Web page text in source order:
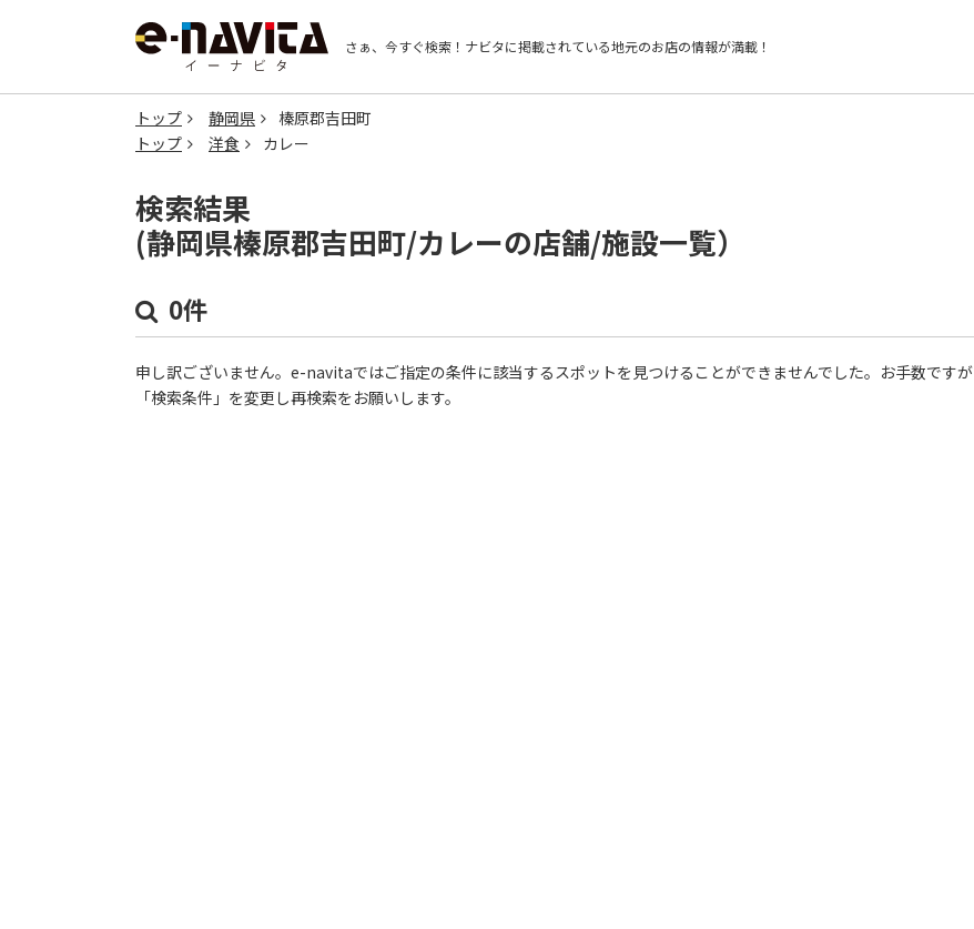
さぁ、今すぐ検索！ ナビタに掲載されている地元のお店の情報が満載！
トップ 静岡県
榛原郡吉田町
トップ
洋食 カレー
検索結果
(静岡県榛原郡吉田町/カレーの店舗/施設一覧）
0件
申し訳ございません。e-navitaではご指定の条件に該当するスポットを見つけることができませんでした。お手数ですが
「検索条件」を変更し再検索をお願いします。